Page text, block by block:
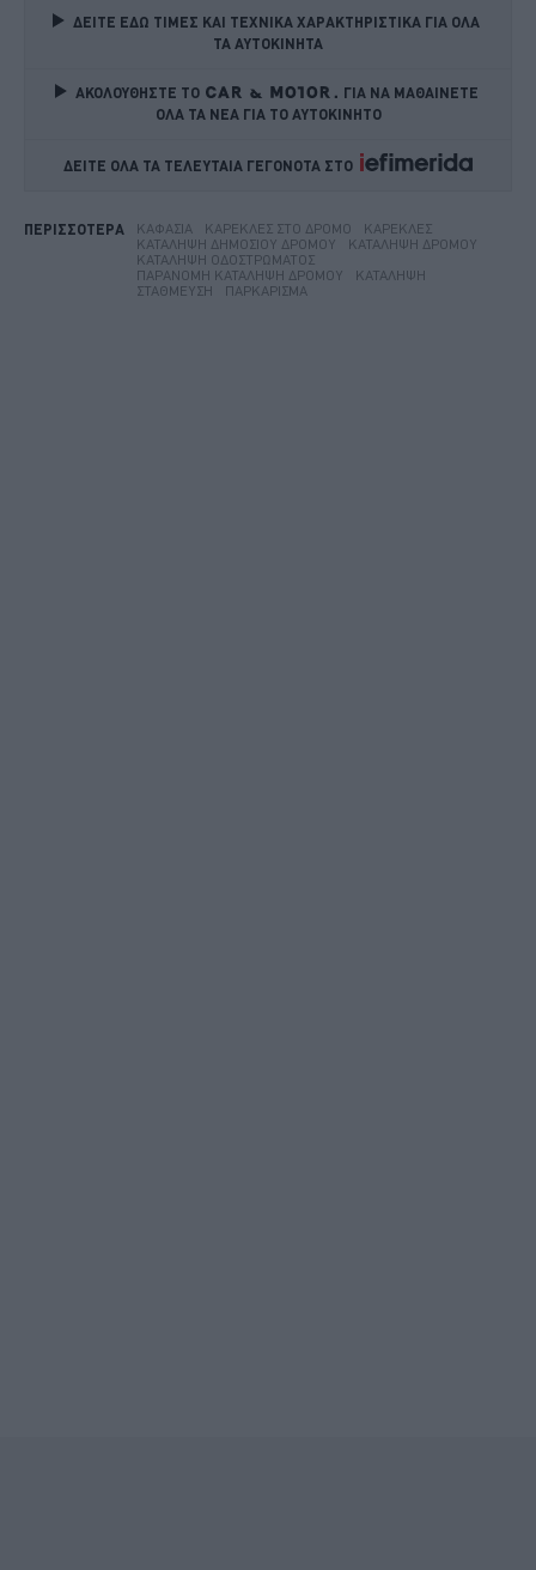
ΔΕΙΤΕ ΕΔΩ ΤΙΜΕΣ ΚΑΙ ΤΕΧΝΙΚΑ ΧΑΡΑΚΤΗΡΙΣΤΙΚΑ ΓΙΑ ΟΛΑ
ΤΑ ΑΥΤΟΚΙΝΗΤΑ
ΑΚΟΛΟΥΘΗΣΤΕ ΤΟ
ΓΙΑ ΝΑ ΜΑΘΑΙΝΕΤΕ
ΟΛΑ ΤΑ ΝΕΑ ΓΙΑ ΤΟ ΑΥΤΟΚΙΝΗΤΟ
ΔΕΙΤΕ ΟΛΑ ΤΑ ΤΕΛΕΥΤΑΙΑ ΓΕΓΟΝΟΤΑ ΣΤΟ
ΠΕΡΙΣΣΟΤΕΡΑ ΚΑΦΆΣΙΑ ΚΑΡΈΚΛΕΣ ΣΤΟ ΔΡΌΜΟ
ΚΑΡΈΚΛΕΣ
ΚΑΤΆΛΗΨΗ ΔΗΜΌΣΙΟΥ ΔΡΌΜΟΥ
ΚΑΤΆΛΗΨΗ ΔΡΌΜΟΥ
ΚΑΤΆΛΗΨΗ ΟΔΟΣΤΡΏΜΑΤΟΣ
ΠΑΡΆΝΟΜΗ ΚΑΤΆΛΗΨΗ ΔΡΌΜΟΥ
ΚΑΤΆΛΗΨΗ
ΣΤΆΘΜΕΥΣΗ
ΠΑΡΚΆΡΙΣΜΑ